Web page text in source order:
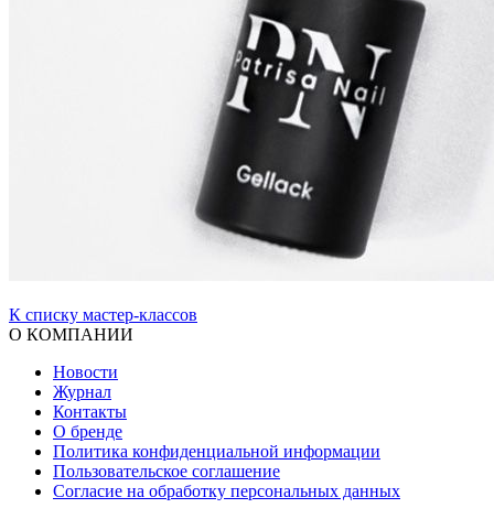
К списку мастер-классов
О КОМПАНИИ
Новости
Журнал
Контакты
О бренде
Политика конфиденциальной информации
Пользовательское соглашение
Согласие на обработку персональных данных